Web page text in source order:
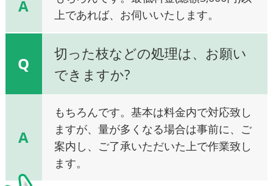
A
上であれば、お伺いいたします。
Q
切った枝などの処理は、お願い
できますか?
A
もちろんです。基本は料金内で対応致し
ますが、量が多くなる場合は事前に、ご
案内し、ご了承いただいた上で作業致し
ます。